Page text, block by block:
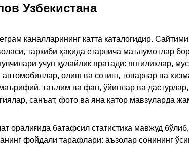
Узбекистана
каналларининг катта каталогидир.
таркиби ҳақида етарлича маълумотлар
учун қулайлик яратади: янгиликлар,
олиш ва сотиш, товарлар ва
таълим ва фан, ўйинлар ва
санъат, фото ва яна қатор мавзуларда
оралиғида батафсил статистика мавжуд
фойдали тарафлари: аъзолар сонининг